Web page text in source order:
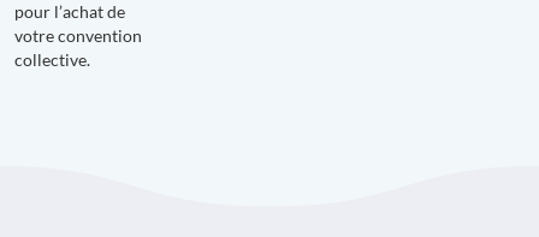
pour l’achat de
votre convention
collective.